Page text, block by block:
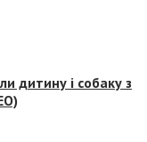
дитину і собаку з